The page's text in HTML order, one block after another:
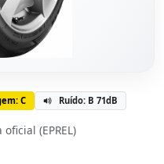
C Ruído: B 71dB
(EPREL)